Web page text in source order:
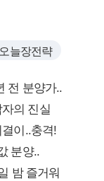
오늘장전략
전 분양가..
의 진실
이..충격!
분양..
밤 즐거워